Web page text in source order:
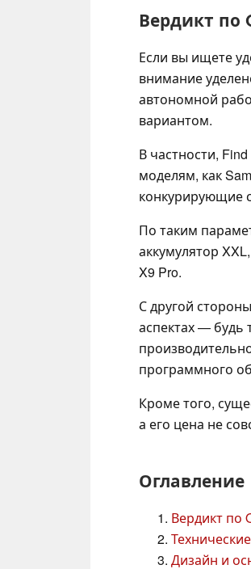
Вердикт по
Если вы ищете
внимание
автономной
вариантом.
В частности,
моделям, как
конкурирующие
По таким
аккумулятор
X9 Pro.
С другой
аспектах — будь
программного
Кроме того,
а его цена не
Оглавление
Вердикт по
Дизайн и